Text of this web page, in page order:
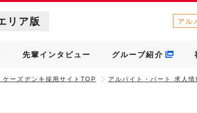
リア版 アル
先輩インタビュー グループ紹介
ケーズデンキ採用サイトTOP アルバイト・パート 求人情